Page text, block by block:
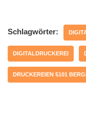
Schlagwörter:
DIGITALDRUCKEREI
DRUCKEREIEN 5101